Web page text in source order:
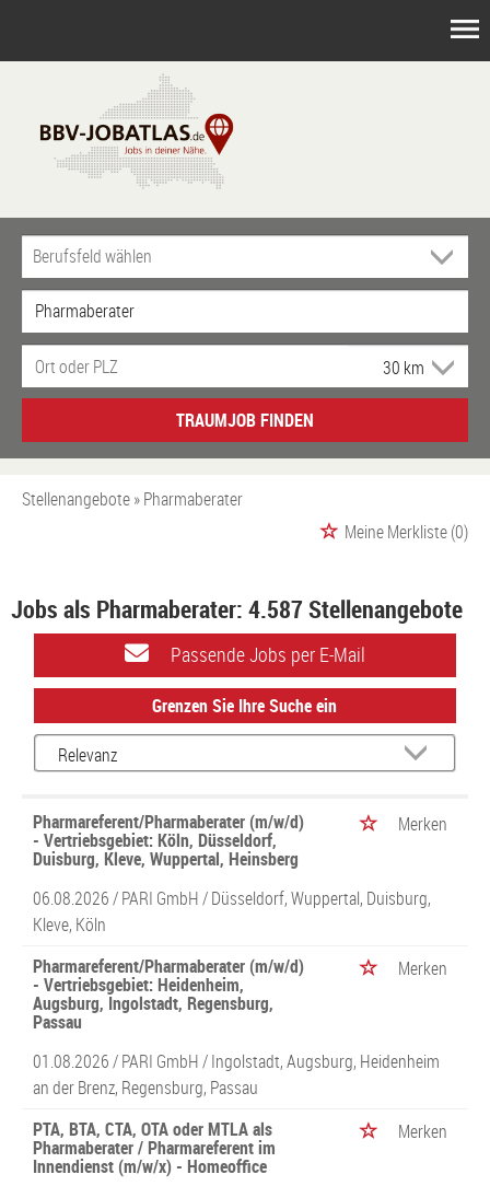
TRAUMJOB FINDEN
Stellenangebote Pharmaberater
Meine Merkliste(0)
Jobs als Pharmaberater: 4.587 Stellenangebote
Passende Jobs per E-Mail
Grenzen Sie Ihre Suche ein
Pharmareferent/Pharmaberater (m/w/d)
- Vertriebsgebiet: Köln, Düsseldorf,
Duisburg, Kleve, Wuppertal, Heinsberg
Merken
06.08.2026 /PARI GmbH/ Düsseldorf, Wuppertal, Duisburg,
Kleve, Köln
Pharmareferent/Pharmaberater (m/w/d)
- Vertriebsgebiet: Heidenheim,
Augsburg, Ingolstadt, Regensburg,
Passau
Merken
01.08.2026 /PARI GmbH/ Ingolstadt, Augsburg, Heidenheim
an der Brenz, Regensburg, Passau
PTA, BTA, CTA, OTA oder MTLA als
Pharmaberater / Pharmareferent im
Innendienst (m/w/x) - Homeoffice
Merken